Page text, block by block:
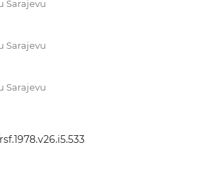
Sarajevu
Sarajevu
Sarajevu